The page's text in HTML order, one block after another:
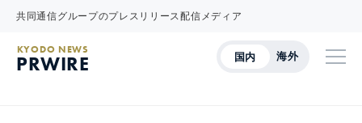
共同通信グループのプレスリリース配信メディア
国内 海外
KYODO NEWS
PRWIRE